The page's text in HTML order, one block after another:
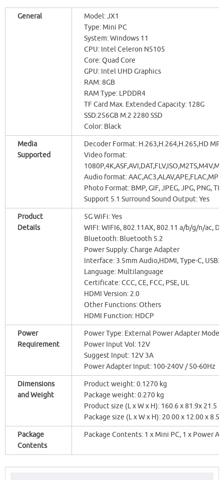
General
Model: JX1
Type: Mini PC
System: Windows 11
CPU: Intel Celeron N5105
Core: Quad Core
GPU: Intel UHD Graphics
RAM: 8GB
RAM Type: LPDDR4
TF Card Max. Extended Capacity: 128G
SSD:256GB M.2 2280 SSD
Color: Black
Media
Supported
Decoder Format: H.263,H.264,H.265,HD
Video format:
Audio format:
Photo Format: BMP, GIF, JPEG, JPG, PNG,
Support 5.1 Surround Sound Output: Yes
Product
Details
5G WiFi: Yes
WIFI: WIFI6, 802.11AX, 802.11 a/b/g/n/ac,
Bluetooth: Bluetooth 5.2
Power Supply: Charge Adapter
Interface: 3.5mm Audio,HDMI, Type-C,
Language: Multilanguage
Certificate: CCC, CE, FCC, PSE, UL
HDMI Version: 2.0
Other Functions: Others
HDMI Function: HDCP
Power
Requirement
Power Type: External Power Adapter Mode
Power Input Vol: 12V
Suggest Input: 12V 3A
Power Adapter Input: 100-240V / 50-60Hz
Dimensions
and Weight
Product weight: 0.1270 kg
Package weight: 0.270 kg
Product size (L x W x H): 160.6 x 81.9x 21.5
Package size (L x W x H): 20.00 x 12.00 x
Package
Contents
Package Contents: 1 x Mini PC, 1 x Power